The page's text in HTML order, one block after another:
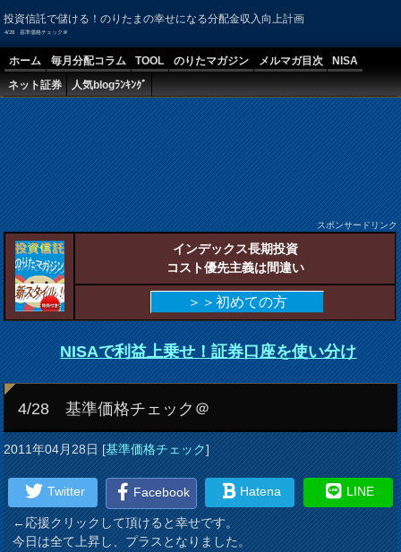
投資信託で儲ける！のりたまの幸せになる分配金収入向上計画
4/28 基準価格チェック＠
ホーム 毎月分配コラム TOOL のりたマガジン メルマガ目次
NISA
ネット証券
人気blogﾗﾝｷﾝｸﾞ
スポンサードリンク
インデックス長期投資
コスト優先主義は間違い
＞＞初めての方
NISAで利益上乗せ！証券口座を使い分け
4/28 基準価格チェック＠
2011年04月28日[基準価格チェック]
Twitter Facebook Hatena LINE
←応援クリックして頂けると幸せです。
今日は全て上昇し、プラスとなりました。